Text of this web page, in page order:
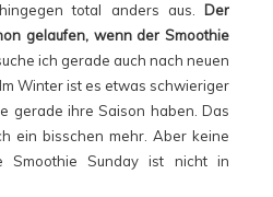
total anders aus. Der
gelaufen, wenn der Smoothie
ich gerade auch nach neuen
Winter ist es etwas schwieriger
gerade ihre Saison haben. Das
ein bisschen mehr. Aber keine
Smoothie Sunday ist nicht in